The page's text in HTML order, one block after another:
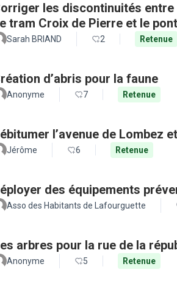
les discontinuités
tram Croix de Pierre et le pont
Sarah BRIAND 2 Retenue
d’abris pour la faune
Anonyme 7 Retenue
l’avenue de Lombez
Jérôme 6 Retenue
des équipements
Asso des Habitants de Lafourguette
arbres pour la rue de la
Anonyme 5 Retenue